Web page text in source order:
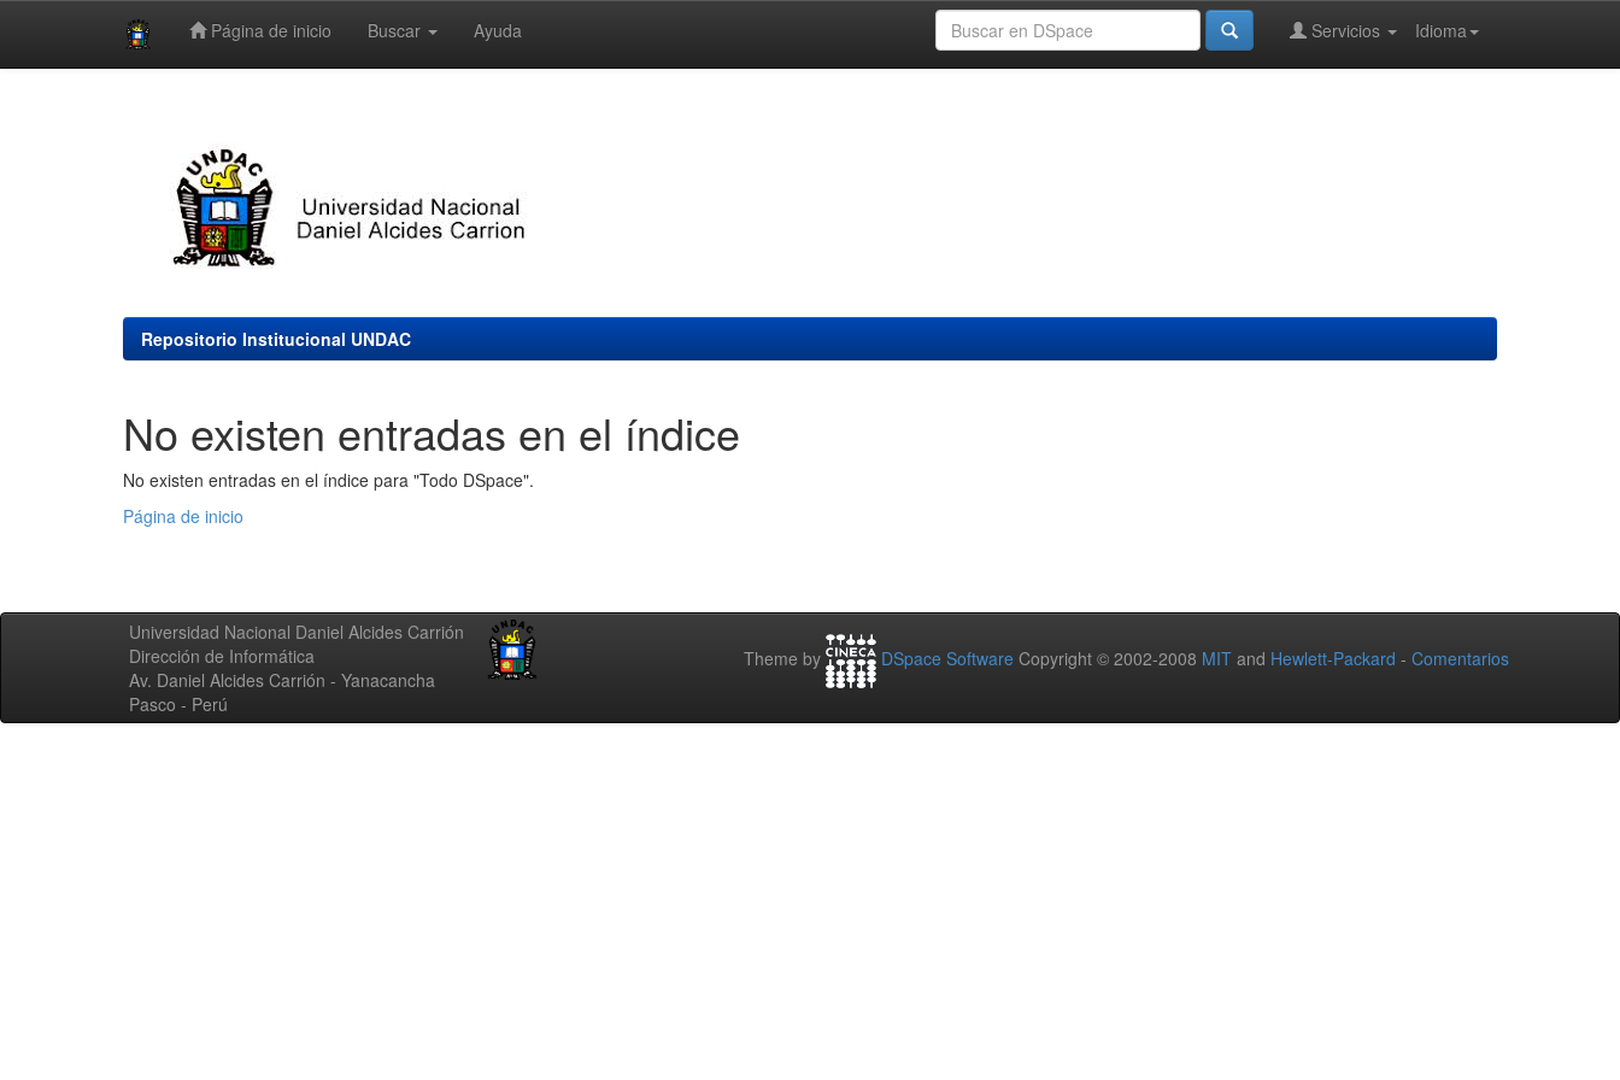
Página de inicio Buscar Ayuda Idioma
Servicios
Repositorio Institucional UNDAC
No existen entradas en el índice
No existen entradas en el índice para "Todo DSpace".
Página de inicio
Universidad Nacional Daniel Alcides Carrión
Dirección de Informática
Av. Daniel Alcides Carrión - Yanacancha
Pasco - Perú
Theme by DSpace Software Copyright © 2002-2008 MIT and Hewlett-Packard - Comentarios